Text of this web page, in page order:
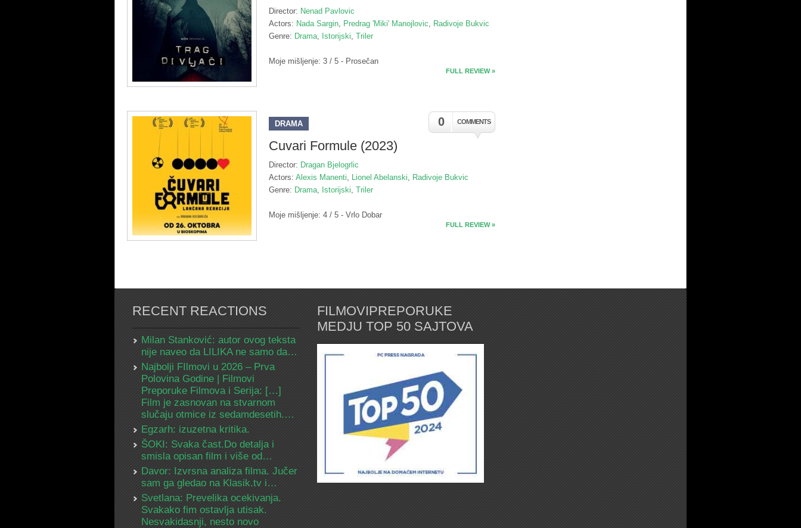
Director: Nenad Pavlovic
Actors: Nada Sargin, Predrag 'Miki' Manojlovic, Radivoje Bukvic
Genre: Drama, Istorijski, Triler
Moje mišljenje: 3 / 5 - Prosečan
FULL REVIEW »
0 COMMENTS
DRAMA
Cuvari Formule (2023)
Director: Dragan Bjelogrlic
Actors: Alexis Manenti, Lionel Abelanski, Radivoje Bukvic
Genre: Drama, Istorijski, Triler
Moje mišljenje: 4 / 5 - Vrlo Dobar
FULL REVIEW »
RECENT REACTIONS
Milan Stanković: autor ovog teksta
nije naveo da LILIKA ne samo da…
Najbolji FIlmovi u 2026 – Prva
Polovina Godine | Filmovi
Preporuke Filmova i Serija: […]
Film je zasnovan na stvarnom
slučaju otmice iz sedamdesetih.…
Egzarh: izuzetna kritika.
ŠOKI: Svaka čast.Do detalja i
smisla opisan film i više od…
Davor: Izvrsna analiza filma. Jučer
sam ga gledao na Klasik.tv i…
Svetlana: Prevelika ocekivanja.
Svakako fim ostavlja utisak.
Nesvakidasnji, nesto novo
FILMOVIPREPORUKE
MEDJU TOP 50 SAJTOVA